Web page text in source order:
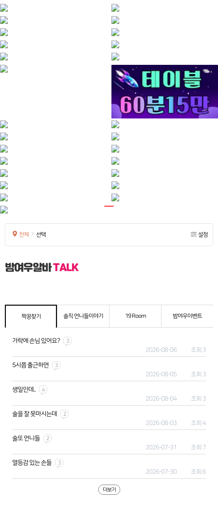
전체 선택 설정
밤여우알바TALK
짝꿍찾기 솔직 언니들이야기 19 Room 밤여우이벤트
가락에 손님 있어요? 3
조회 3
2026-08-06
5시쯤 출근하면 3
조회 3
2026-08-05
생일인데.. 4
조회 3
2026-08-04
술을 잘 못마시는데 2
조회 4
2026-08-03
술또 언니들 2
조회 7
2026-07-31
열등감 있는 손들 3
조회 6
2026-07-30
더보기